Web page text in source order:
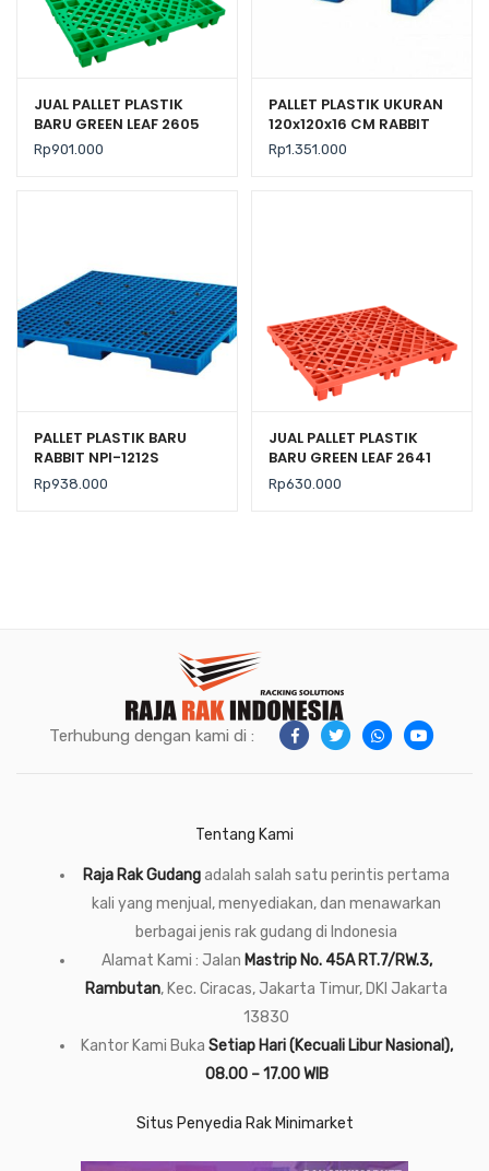
JUAL PALLET PLASTIK
BARU GREEN LEAF 2605
UKURAN 120x120x14 CM
Rp901.000
PALLET PLASTIK UKURAN
120x120x16 CM RABBIT
TIPE NPR-1212
Rp1.351.000
PALLET PLASTIK BARU
RABBIT NPI-1212S
UKURAN 120x120x7,5 CM
FLOORING ONLY
Rp938.000
JUAL PALLET PLASTIK
BARU GREEN LEAF 2641
UKURAN 120x100x14 CM
Rp630.000
Terhubung dengan kami di :
Tentang Kami
Raja Rak Gudangadalah salah satu perintis pertama
kali yang menjual, menyediakan, dan menawarkan
berbagai jenis rak gudang di Indonesia
Alamat Kami : Jalan Mastrip No. 45A RT.7/RW.3,
Rambutan, Kec. Ciracas, Jakarta Timur, DKI Jakarta
13830
Kantor Kami Buka Setiap Hari (Kecuali Libur Nasional),
08.00 – 17.00 WIB
Situs Penyedia Rak Minimarket